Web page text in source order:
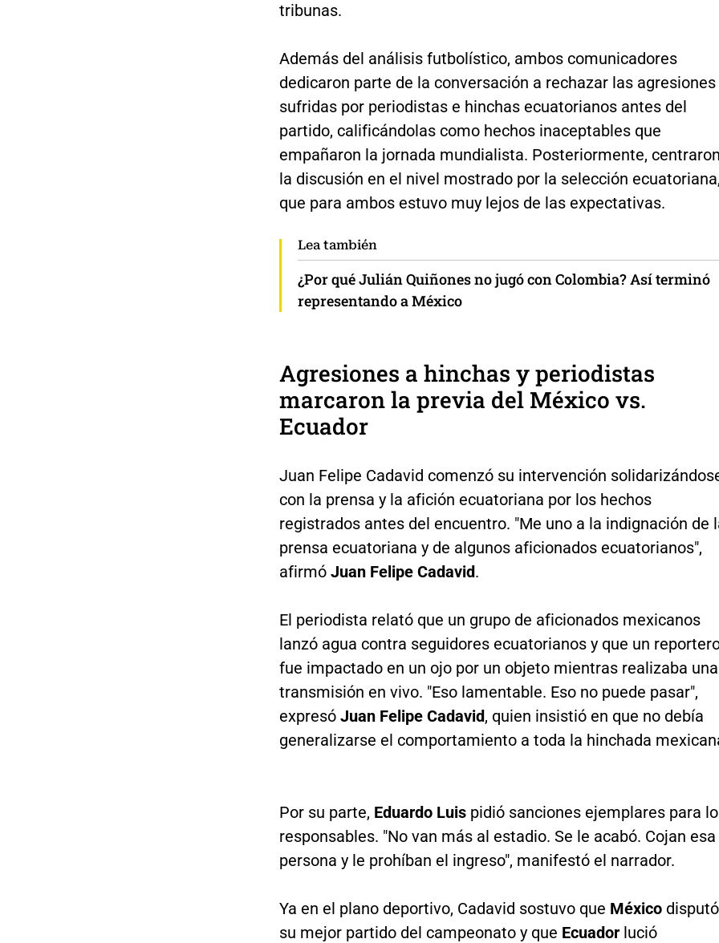
tribunas.
Además del análisis futbolístico, ambos comunicadores
dedicaron parte de la conversación a rechazar las agresiones
sufridas por periodistas e hinchas ecuatorianos antes del
partido, calificándolas como hechos inaceptables que
empañaron la jornada mundialista. Posteriormente,
la discusión en el nivel mostrado por la selección
que para ambos estuvo muy lejos de las expectativas.
Lea también
¿Por qué Julián Quiñones no jugó con Colombia? Así terminó
representando a México
Agresiones a hinchas y periodistas
marcaron la previa del México vs.
Ecuador
Juan Felipe Cadavid comenzó su intervención
con la prensa y la afición ecuatoriana por los hechos
registrados antes del encuentro. "Me uno a la indignación de
prensa ecuatoriana y de algunos aficionados ecuatorianos",
afirmó Juan Felipe Cadavid.
El periodista relató que un grupo de aficionados mexicanos
lanzó agua contra seguidores ecuatorianos y que un
fue impactado en un ojo por un objeto mientras realizaba una
transmisión en vivo. "Eso lamentable. Eso no puede pasar",
expresó Juan Felipe Cadavid, quien insistió en que no debía
generalizarse el comportamiento a toda la hinchada
Por su parte, Eduardo Luispidió sanciones ejemplares para
responsables. "No van más al estadio. Se le acabó. Cojan esa
persona y le prohíban el ingreso", manifestó el narrador.
Ya en el plano deportivo, Cadavid sostuvo que Méxicodisputó
su mejor partido del campeonato y que Ecuadorlució